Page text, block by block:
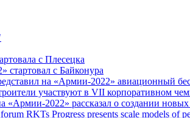
с Плесецка
стартовал с Байконура
на «Армии-2022» авиационный
участвуют в VII корпоративном
«Армии-2022» рассказал о создании новых
RKTs Progress presents scale models of